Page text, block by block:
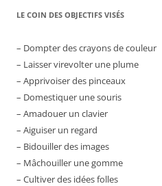
LE COIN DES OBJECTIFS VISÉS
– Dompter des crayons de couleur
– Laisser virevolter une plume
– Apprivoiser des pinceaux
– Domestiquer une souris
– Amadouer un clavier
– Aiguiser un regard
– Bidouiller des images
– Mâchouiller une gomme
– Cultiver des idées folles